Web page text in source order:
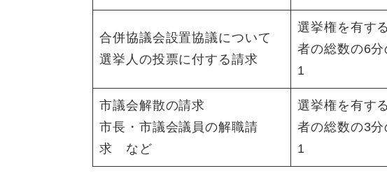
合併協議会設置協議について
選挙人の投票に付する請求
選挙権を有する
者の総数の6分
1
市議会解散の請求
市長・市議会議員の解職請
求 など
選挙権を有する
者の総数の3分
1